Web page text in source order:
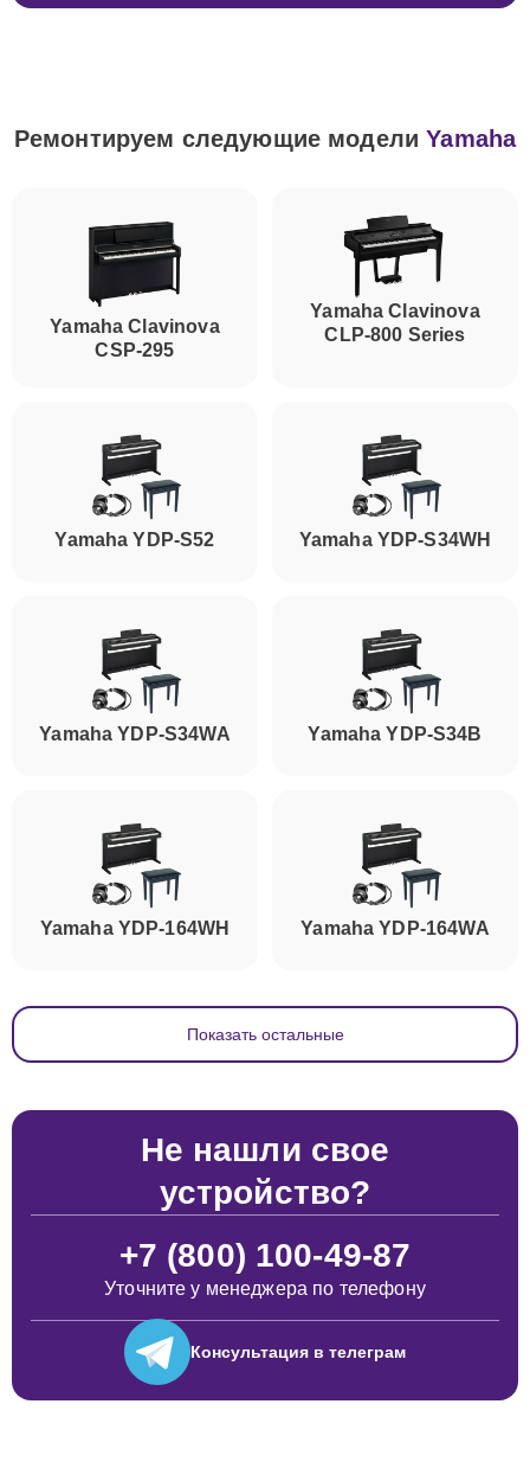
Ремонтируем следующие моделиYamaha
Yamaha Clavinova
CSP-295
Yamaha Clavinova
CLP-800 Series
Yamaha YDP-S52 Yamaha YDP-S34WH
Yamaha YDP-S34WA Yamaha YDP-S34B
Yamaha YDP-164WH Yamaha YDP-164WA
Показать остальные
Не нашли свое
устройство?
+7 (800) 100-49-87
Уточните у менеджера по телефону
Консультация в телеграм